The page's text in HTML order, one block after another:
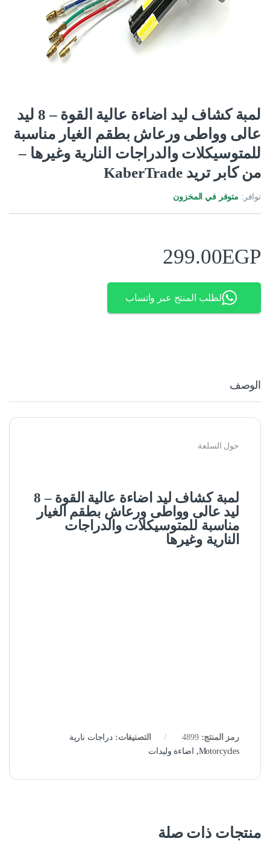
لمبة كشاف ليد اضاءة عالية القوة – 8 ليد
عالى وواطى ورعاش بطقم الغيار مناسبة
للمتوسيكلات والدراجات النارية وغيرها –
من كابر تريد KaberTrade
توافر: متوفر في المخزون
299.00EGP
لطلب المنتج عبر واتساب
الوصف
حول السلعة
لمبة كشاف ليد اضاءة عالية القوة – 8
ليد عالى وواطى ورعاش بطقم الغيار
مناسبة للمتوسيكلات والدراجات
النارية وغيرها
رمز المنتج:4899 التصنيفات: دراجات نارية
Motorcycles
, اضاءة وليدات
منتجات ذات صلة